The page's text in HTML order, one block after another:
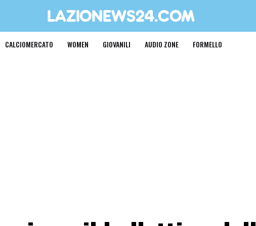
CALCIOMERCATO WOMEN GIOVANILI AUDIO ZONE FORMELLO